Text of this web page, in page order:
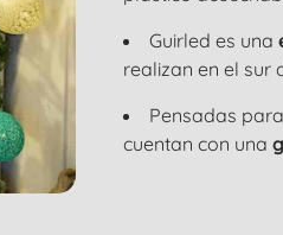
Guirled es una
realizan en el sur
Pensadas
cuentan con una